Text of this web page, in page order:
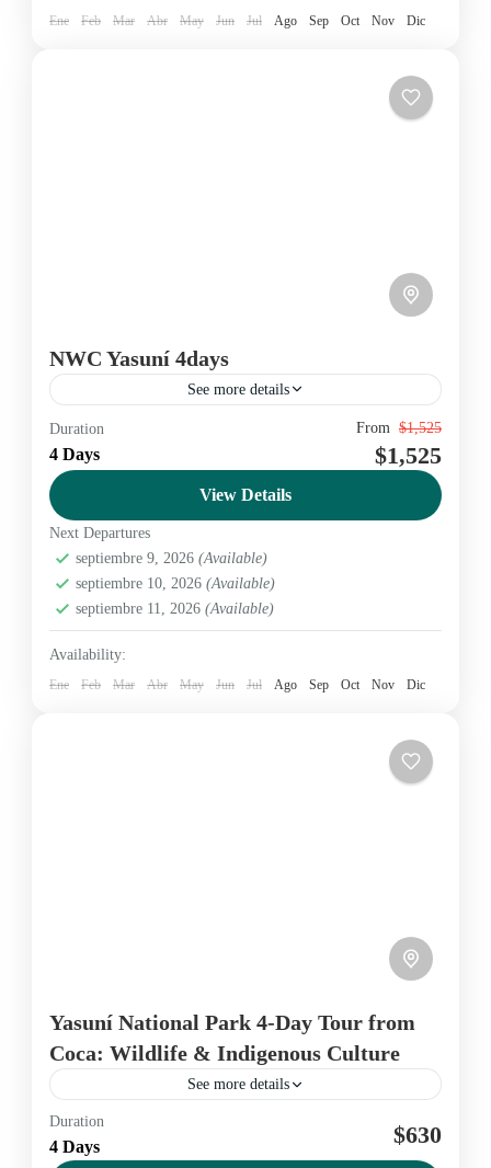
Ene Feb Mar Abr May Jun Jul Ago Sep Oct Nov Dic
NWC Yasuní 4days
See more details
Amazon
2 People
Duration
4 Days
From $1,525
$1,525
View Details
Next Departures
septiembre 9, 2026 (Available)
septiembre 10, 2026 (Available)
septiembre 11, 2026 (Available)
Availability:
Ene Feb Mar Abr May Jun Jul Ago Sep Oct Nov Dic
Yasuní National Park 4-Day Tour from
Coca: Wildlife & Indigenous Culture
See more details
Amazon
Duration
4 Days $630